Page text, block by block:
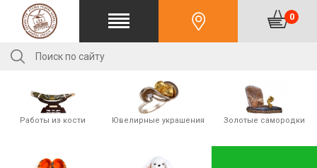
0
Работы из кости Ювелирные украшения Золотые cамородки